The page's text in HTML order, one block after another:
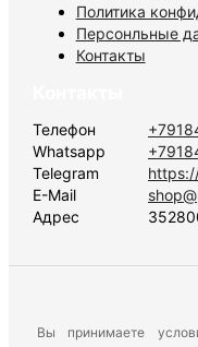
Политика
Персонльные
Контакты
Телефон
Whatsapp
Telegram
E-Mail
Адрес
Вы принимаете